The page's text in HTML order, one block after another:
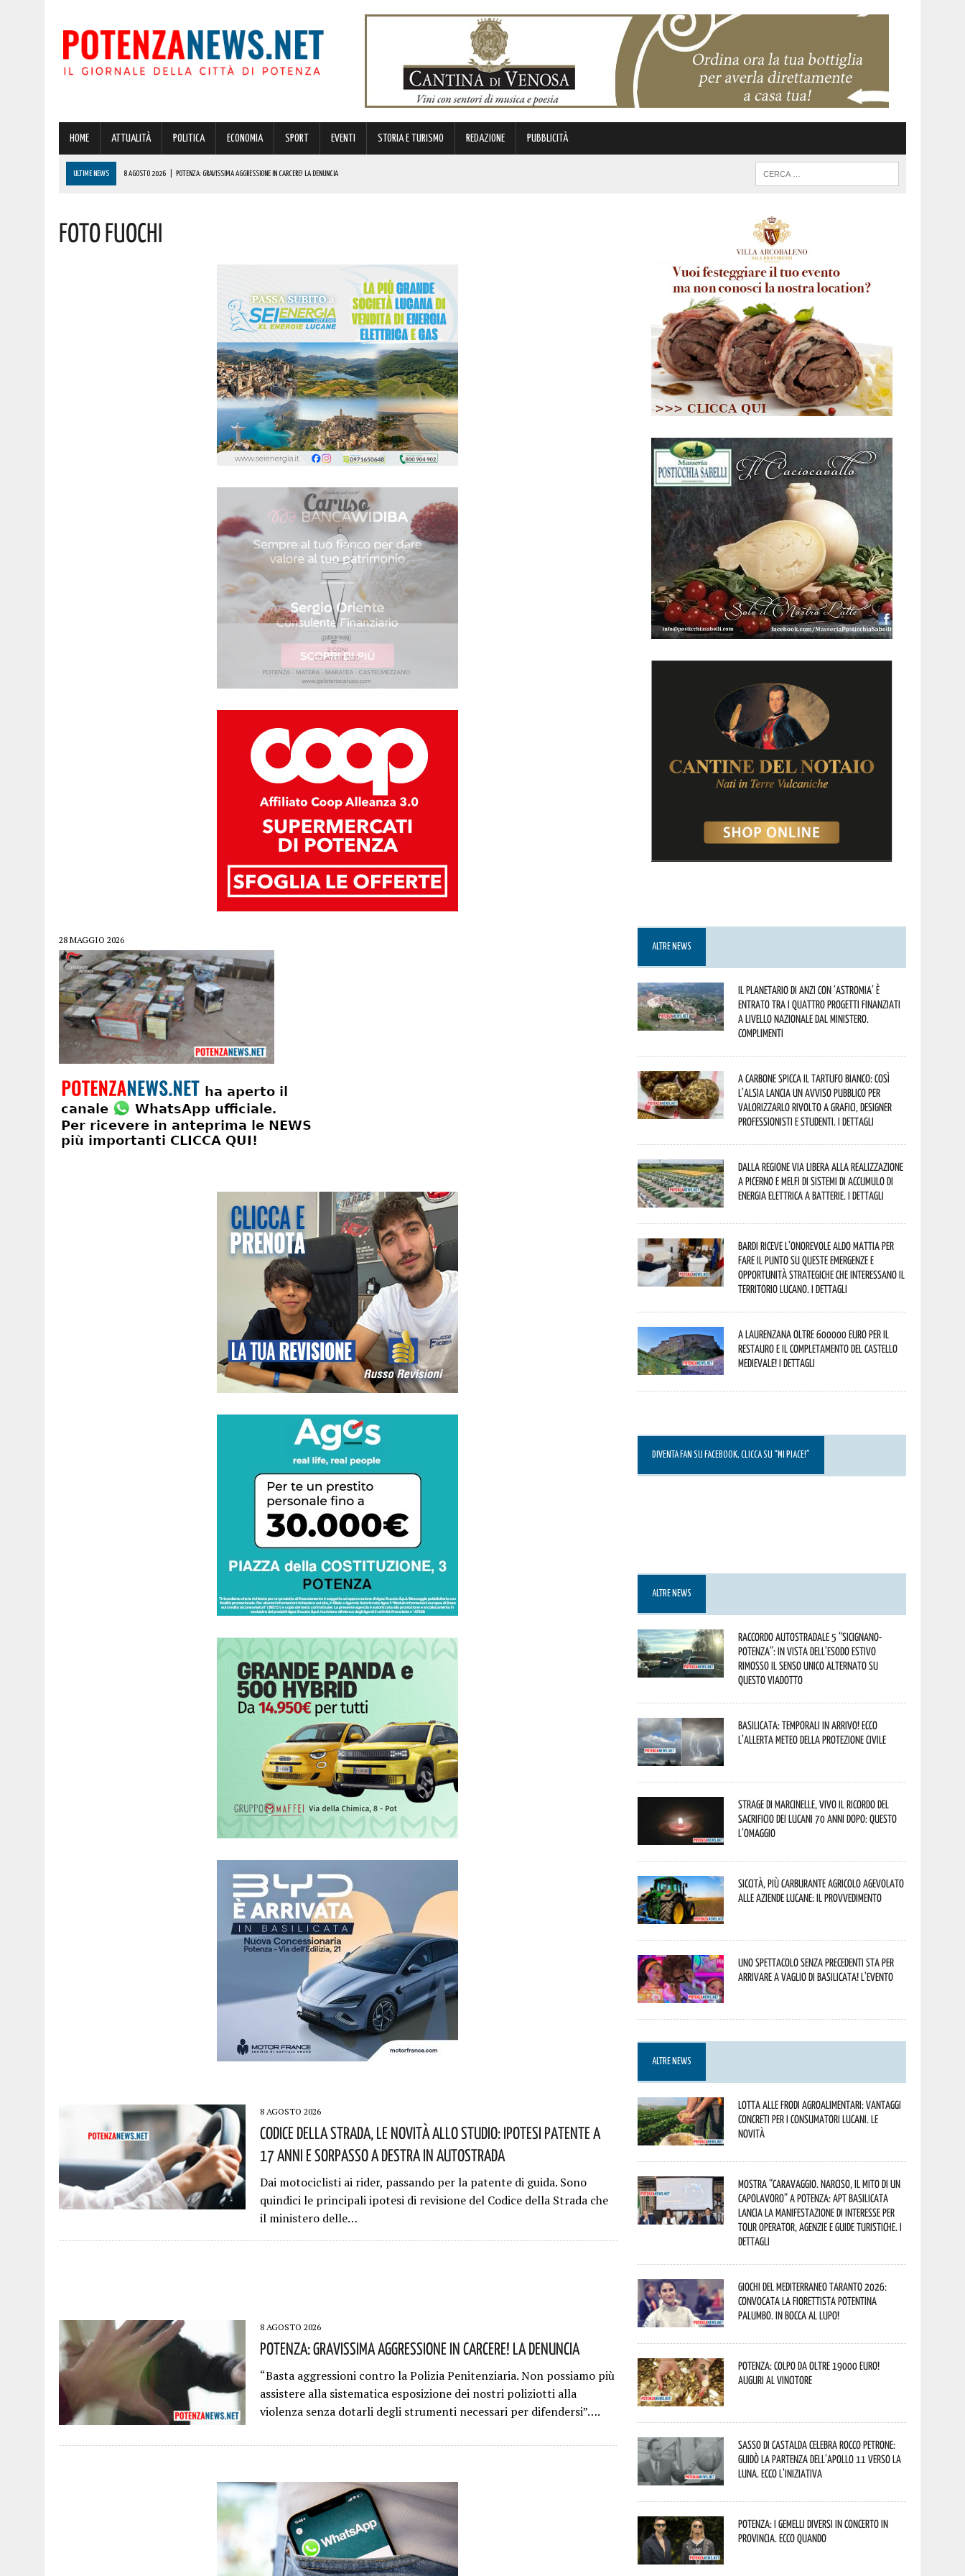
HOME ATTUALITÀ POLITICA ECONOMIA SPORT EVENTI STORIA E TURISMO REDAZIONE PUBBLICITÀ
ULTIME NEWS 8 AGOSTO 2026 POTENZA: GRAVISSIMA AGGRESSIONE IN CARCERE! LA DENUNCIA
8 AGOSTO 2026 | 70 ANNI DOPO, MARCINELLE È ANCORA MEMORIA VIVA: MURO LUCANO ONORA COLORO CHE PERSERO LA VITA IN UNA DELLE PAGINE PIÙ DOLOROSE DELLA NOSTRA EMIGRAZIONE
FOTO Fuochi
28 MAGGIO 2026
8 AGOSTO 2026
Codice Della Strada, Le Novità Allo Studio: Ipotesi Patente A
17 Anni E Sorpasso A Destra In Autostrada
Dai motociclisti ai rider, passando per la patente di guida. Sono
quindici le principali ipotesi di revisione del Codice della Strada che
il ministero delle…
8 AGOSTO 2026
Potenza: Gravissima Aggressione In Carcere! La Denuncia
“Basta aggressioni contro la Polizia Penitenziaria. Non possiamo più
assistere alla sistematica esposizione dei nostri poliziotti alla
violenza senza dotarli degli strumenti necessari per difendersi”….
ALTRE NEWS
Il Planetario di Anzi con ‘Astromia’ è
entrato tra i quattro progetti finanziati
a livello nazionale dal Ministero.
Complimenti
A Carbone spicca il tartufo bianco: così
l’Alsia lancia un avviso pubblico per
valorizzarlo rivolto a grafici, designer
professionisti e studenti. I dettagli
Dalla Regione via libera alla realizzazione
a Picerno e Melfi di sistemi di accumulo di
energia elettrica a batterie. I dettagli
Bardi riceve l’onorevole Aldo Mattia per
fare il punto su queste emergenze e
opportunità strategiche che interessano il
territorio lucano. I dettagli
A Laurenzana oltre 600000 euro per il
restauro e il completamento del Castello
Medievale! I dettagli
DIVENTA FAN SU FACEBOOK, CLICCA SU “MI PIACE!”
ALTRE NEWS
Raccordo Autostradale 5 “Sicignano-
Potenza”: in vista dell’esodo estivo
rimosso il senso unico alternato su
questo viadotto
Basilicata: temporali in arrivo! Ecco
l’allerta meteo della Protezione civile
Strage di Marcinelle, vivo il ricordo del
sacrificio dei lucani 70 anni dopo: questo
l’omaggio
Siccità, più carburante agricolo agevolato
alle aziende lucane: il provvedimento
Uno spettacolo senza precedenti sta per
arrivare a Vaglio di Basilicata! L’evento
ALTRE NEWS
Lotta alle frodi agroalimentari: vantaggi
concreti per i consumatori lucani. Le
novità
Mostra “Caravaggio. Narciso, il mito di un
capolavoro” a Potenza: APT Basilicata
lancia la manifestazione di interesse per
Tour Operator, Agenzie e Guide Turistiche. I
dettagli
Giochi del Mediterraneo Taranto 2026:
convocata la fiorettista potentina
Palumbo. In bocca al lupo!
Potenza: colpo da oltre 19000 Euro!
Auguri al vincitore
Sasso di Castalda celebra Rocco Petrone:
guidò la partenza dell’Apollo 11 verso la
Luna. Ecco l’iniziativa
Potenza: i Gemelli DiVersi in concerto in
provincia. Ecco quando